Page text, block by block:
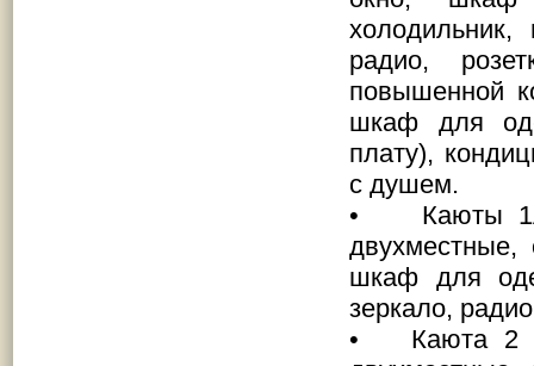
радио,
повышенной
шкаф для
плату),
с душем.
• Каюты 1А
двухместные,
шкаф для
зеркало,
• Каюта 2